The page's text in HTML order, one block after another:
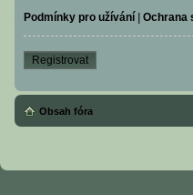
Podmínky pro užívání
Ochrana
Registrovat
Obsah fóra